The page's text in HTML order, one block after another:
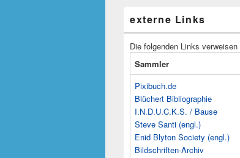
externe Links
Die folgenden Links
Sammler
Pixibuch.de
Blüchert Bibliographie
I.N.D.U.C.K.S. / Bause
Steve Santi (engl.)
Enid Blyton Society (engl.)
Bildschriften-Archiv